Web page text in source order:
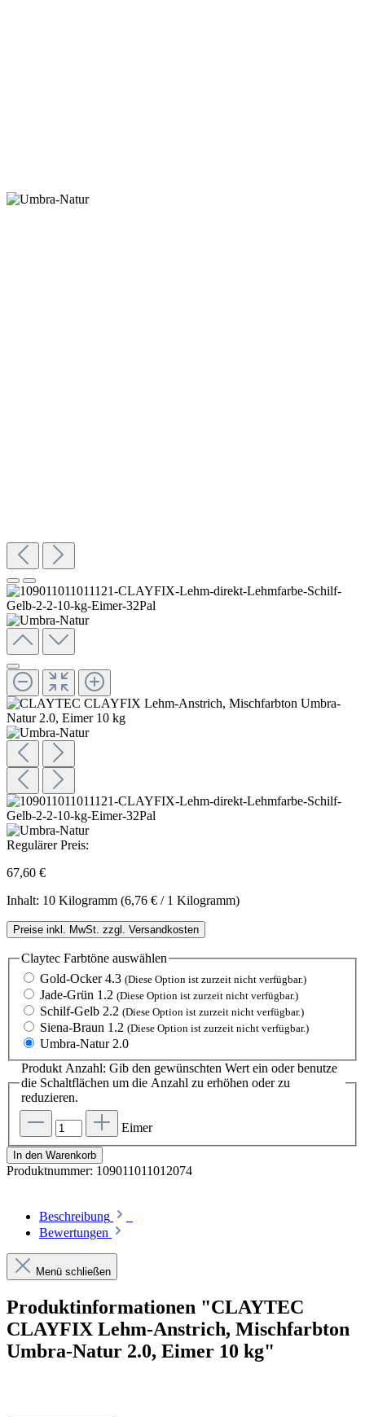
Regulärer Preis:
67,60 €
Inhalt: 10 Kilogramm (6,76 € / 1 Kilogramm)
Preise inkl. MwSt. zzgl. Versandkosten
Claytec Farbtöne auswählen
Gold-Ocker 4.3 (Diese Option ist zurzeit nicht verfügbar.)
Jade-Grün 1.2 (Diese Option ist zurzeit nicht verfügbar.)
Schilf-Gelb 2.2 (Diese Option ist zurzeit nicht verfügbar.)
Siena-Braun 1.2 (Diese Option ist zurzeit nicht verfügbar.)
Umbra-Natur 2.0
Produkt Anzahl: Gib den gewünschten Wert ein oder benutze
die Schaltflächen um die Anzahl zu erhöhen oder zu
reduzieren.
Eimer
In den Warenkorb
Produktnummer: 109011011012074
Beschreibung
Bewertungen
Menü schließen
Produktinformationen "CLAYTEC
CLAYFIX Lehm-Anstrich, Mischfarbton
Umbra-Natur 2.0, Eimer 10 kg"